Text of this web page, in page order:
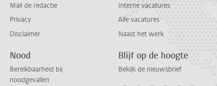
Mail de redactie
Privacy
Disclaimer
Interne vacatures
Alle vacatures
Naast het werk
Nood
Bereikbaarheid bij
noodgevallen
Blijf op de hoogte
Bekijk de nieuwsbrief